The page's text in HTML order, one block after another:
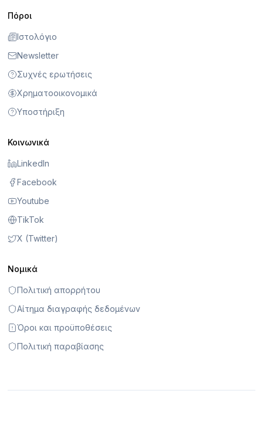
Πόροι
Ιστολόγιο
Newsletter
Συχνές ερωτήσεις
Χρηματοοικονομικά
Υποστήριξη
Κοινωνικά
LinkedIn
Facebook
Youtube
TikTok
X (Twitter)
Νομικά
Πολιτική απορρήτου
Αίτημα διαγραφής δεδομένων
Όροι και προϋποθέσεις
Πολιτική παραβίασης